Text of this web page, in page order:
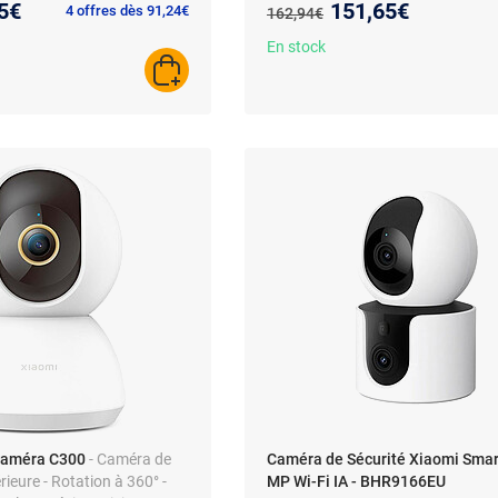
prix :
4 offres dès 91,24€
AJOUTER AU PANIER
microphone - alarme sonore -
solaire - base pour connexion
Ancien prix :
162,94€ Nouveau prix :
151,65€
En stock
C300- Caméra de
- Rotation à 360° -
Caméra de Sécurité Xiaomi
MP Wi-Fi IA - BHR9166EU